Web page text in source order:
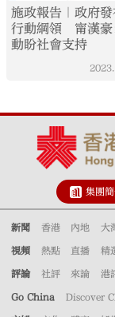
施政報告｜政府
行動綱領 甯漢豪
動盼社會支持
集團
新聞 香港 內地 大
視頻 熱點 直播 精
評論 社評 來論 港
Go China Discover